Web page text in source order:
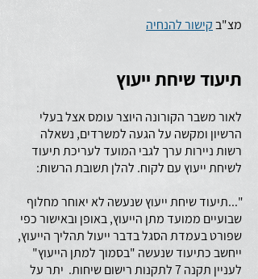
מצ"בקישור להנחיה
תיעוד שיחת ייעוץ
לאור משבר הקורונה היוצר עומס אצל בעלי
הרשיון ומקשה על הגעה למשרדים, נשאלה
רשות ניירות ערך לגבי המועד לעריכת תיעוד
לשיחת ייעוץ עם לקוח. להלן תשובת הרשות:
"...תיעוד שיחת ייעוץ שנעשה לא יאוחר מחלוף
שבועיים ממועד מתן הייעוץ, באופן ובאישור כפי
שפורט בעמדת הסגל בדבר ייעול תהליך הייעוץ,
ייחשב כתיעוד שנעשה "בסמוך למתן הייעוץ"
לעניין תקנה 7 לתקנות רישום שיחות. יתר על